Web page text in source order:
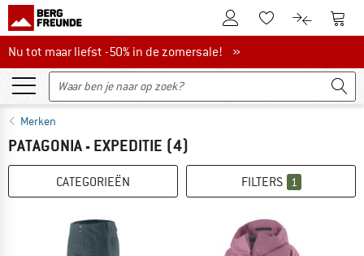
De klantenaccount
Naar deNaar de
Nu tot maar liefst -50% in de zomersale!
Nu tot maar liefst -50% in de zomersale! »
Merken
PATAGONIA - EXPEDITIE (4)
CATEGORIEËN FILTERS 1